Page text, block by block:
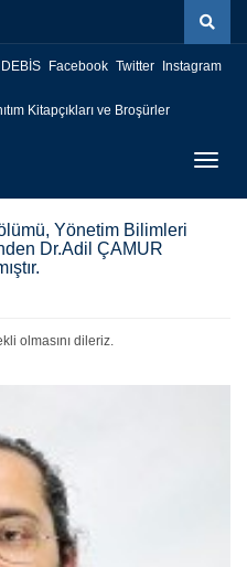
DEBİS Facebook Twitter Instagram
Kitapçıkları ve Broşürler
Yönetim Bilimleri
Dr.Adil ÇAMUR
olmasını dileriz.